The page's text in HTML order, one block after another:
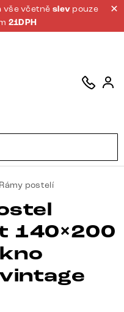
vše včetněslev pouze
21DPH
Rámy postelí
140×200